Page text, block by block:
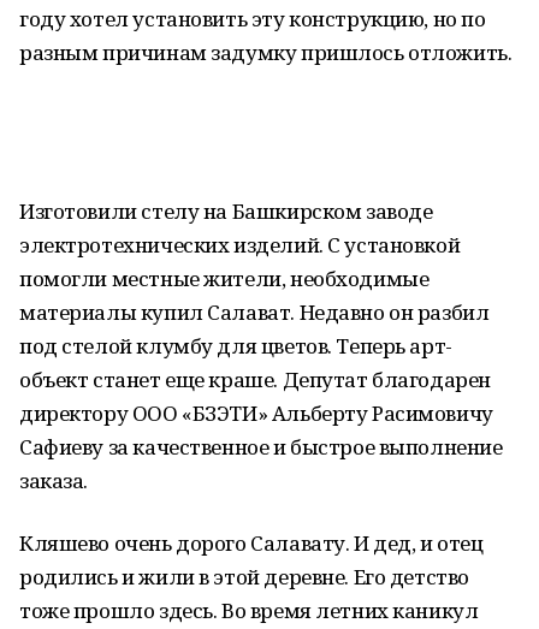
году хотел установить эту конструкцию, но по
разным причинам задумку пришлось отложить.
Изготовили стелу на Башкирском заводе
электротехнических изделий. С установкой
помогли местные жители, необходимые
материалы купил Салават. Недавно он разбил
под стелой клумбу для цветов. Теперь арт-
объект станет еще краше. Депутат благодарен
директору ООО «БЗЭТИ» Альберту Расимовичу
Сафиеву за качественное и быстрое выполнение
заказа.
Кляшево очень дорого Салавату. И дед, и отец
родились и жили в этой деревне. Его детство
тоже прошло здесь. Во время летних каникул